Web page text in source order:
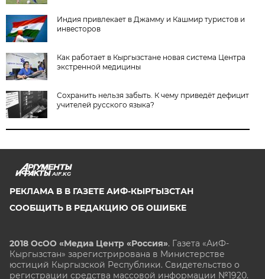
Индия привлекает в Джамму и Кашмир туристов и
инвесторов
Как работает в Кыргызстане новая система Центра
экстренной медицины
Сохранить нельзя забыть. К чему приведёт дефицит
учителей русского языка?
AIF.KG
РЕКЛАМА В В ГАЗЕТЕ АИФ-КЫРГЫЗСТАН
СООБЩИТЬ В РЕДАКЦИЮ ОБ ОШИБКЕ
2018 ОсОО «Медиа Центр «Россия». Газета «АиФ-
Кыргызстан» зарегистрирована в Министерстве
юстиций Кыргызской Республики. Свидетельство о
регистрации средства массовой информации №1920.